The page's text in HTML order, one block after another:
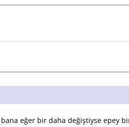
bana eğer bir daha değiştiyse epey